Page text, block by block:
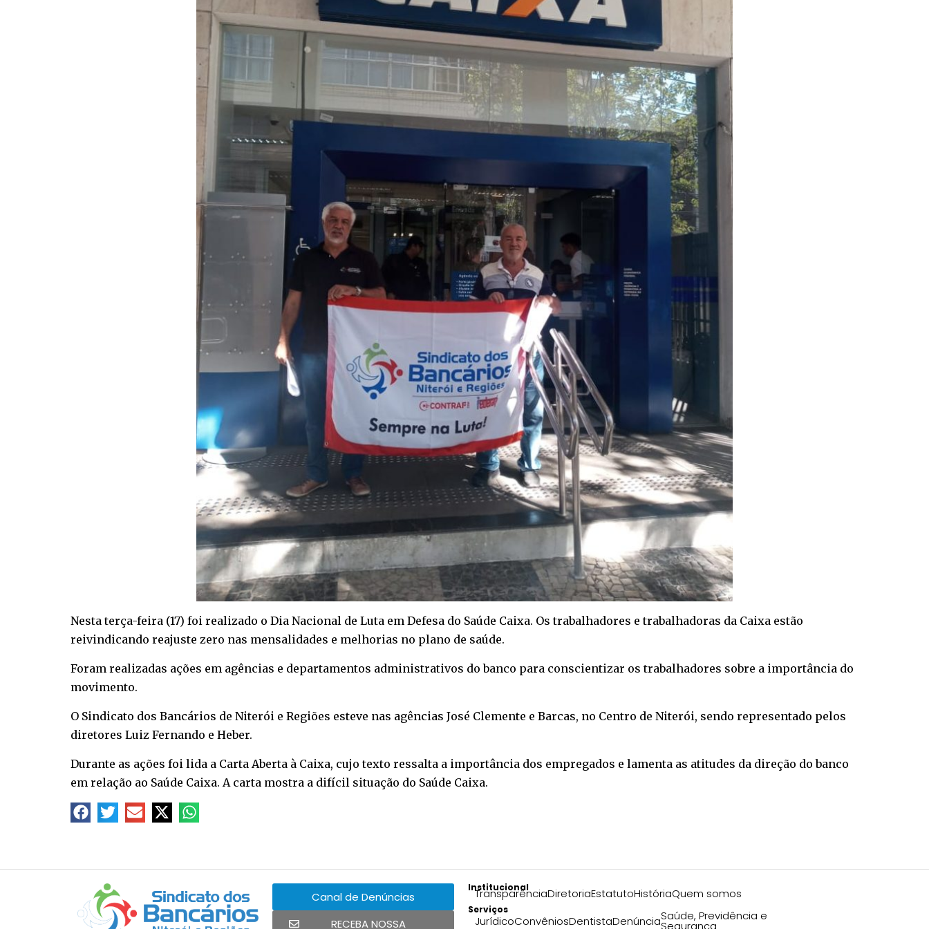
Nesta terça-feira (17) foi realizado o Dia Nacional de Luta em Defesa do Saúde Caixa. Os trabalhadores e trabalhadoras da Caixa estão
reivindicando reajuste zero nas mensalidades e melhorias no plano de saúde.
Foram realizadas ações em agências e departamentos administrativos do banco para conscientizar os trabalhadores sobre a importância do
movimento.
O Sindicato dos Bancários de Niterói e Regiões esteve nas agências José Clemente e Barcas, no Centro de Niterói, sendo representado pelos
diretores Luiz Fernando e Heber.
Durante as ações foi lida a Carta Aberta à Caixa, cujo texto ressalta a importância dos empregados e lamenta as atitudes da direção do banco
em relação ao Saúde Caixa. A carta mostra a difícil situação do Saúde Caixa.
Canal de Denúncias
RECEBA NOSSA
Institucional
TransparênciaDiretoriaEstatutoHistóriaQuem somos
Serviços
JurídicoConvêniosDentistaDenúnciaSaúde, Previdência e
Segurança